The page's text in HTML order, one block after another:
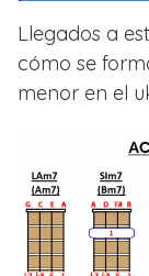
Llegados a
cómo se
menor en el